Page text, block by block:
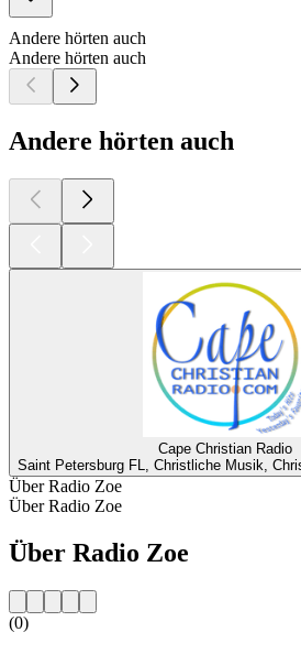
Andere hörten auch
Andere hörten auch
Andere hörten auch
Cape Christian Radio
Saint Petersburg FL, Christliche Musik,
Über Radio Zoe
Über Radio Zoe
Über Radio Zoe
(0)